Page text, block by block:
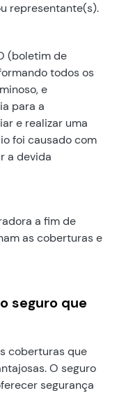
representante(s).
(boletim de
todos os
e
para a
e realizar uma
foi causado com
a devida
a fim de
as coberturas e
seguro que
coberturas que
O seguro
segurança